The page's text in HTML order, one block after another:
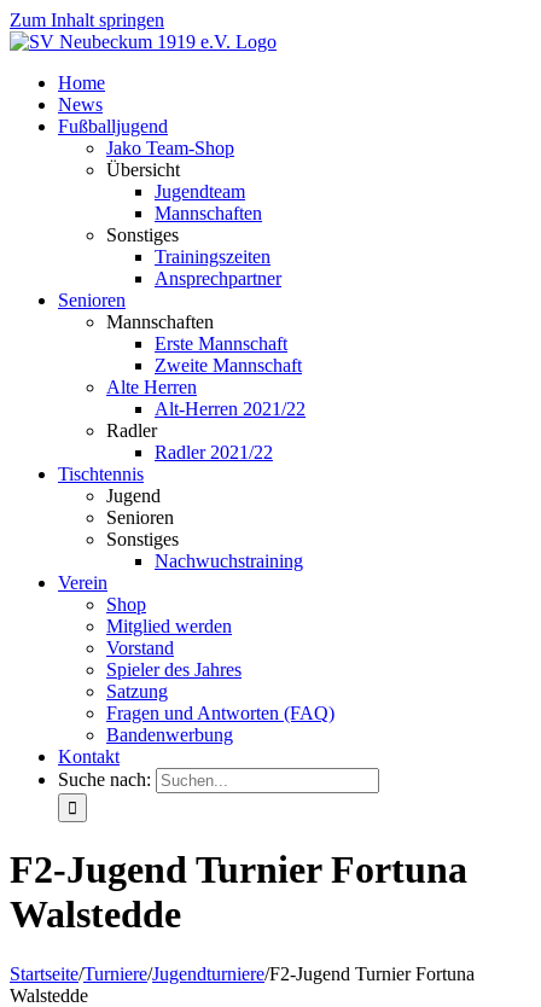
Zum Inhalt springen
Home
News
Fußballjugend
Jako Team-Shop
Übersicht
Jugendteam
Mannschaften
Sonstiges
Trainingszeiten
Ansprechpartner
Senioren
Mannschaften
Erste Mannschaft
Zweite Mannschaft
Alte Herren
Alt-Herren 2021/22
Radler
Radler 2021/22
Tischtennis
Jugend
Senioren
Sonstiges
Nachwuchstraining
Verein
Shop
Mitglied werden
Vorstand
Spieler des Jahres
Satzung
Fragen und Antworten (FAQ)
Bandenwerbung
Kontakt
Suche nach:
F2-Jugend Turnier Fortuna
Walstedde
Startseite/Turniere/Jugendturniere/F2-Jugend Turnier Fortuna
Walstedde